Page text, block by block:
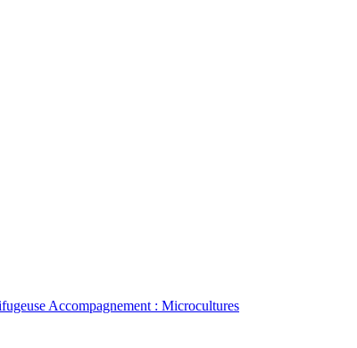
Accompagnement : Microcultures